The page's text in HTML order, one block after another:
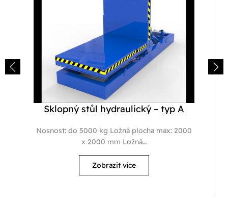
Sklopný stůl hydraulický – typ A
Nosnost: do 5000 kg Ložná plocha max: 2000
x 2000 mm Ložná...
Zobrazit více